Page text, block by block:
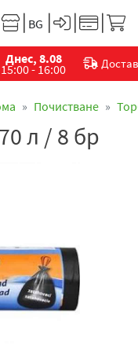
Днес, 8.08
15:00 - 16:00
Почистване
л / 8 бр